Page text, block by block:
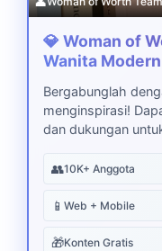
💎 Woman of
Wanita Modern
Bergabunglah
menginspirasi!
dan dukungan
👥10K+ Anggota
📱 Web + Mobile
🎁Konten Gratis